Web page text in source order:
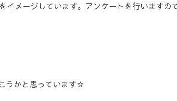
メージしています。アンケートを行いますの
うかと思っています☆